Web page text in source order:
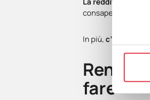
consenso
consapevoli, il
In più,c’è chiarezza
fare